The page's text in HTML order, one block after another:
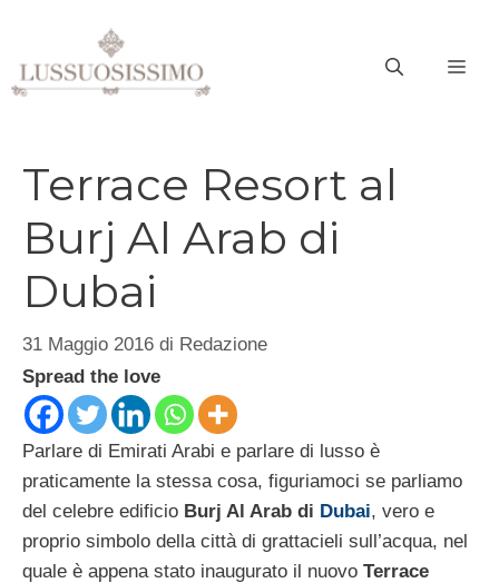
contenuto
Terrace Resort al
Burj Al Arab di
Dubai
31 Maggio 2016 di Redazione
Spread the love
Parlare di Emirati Arabi e parlare di lusso è
praticamente la stessa cosa, figuriamoci se parliamo
del celebre edificio Burj Al Arab di Dubai, vero e
proprio simbolo della città di grattacieli sull’acqua, nel
quale è appena stato inaugurato il nuovo Terrace